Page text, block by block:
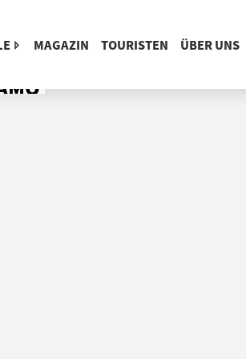
MAGAZIN TOURISTEN ÜBER UNS
LAPPLAND